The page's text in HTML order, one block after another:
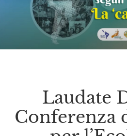
Laudate
Conferenza